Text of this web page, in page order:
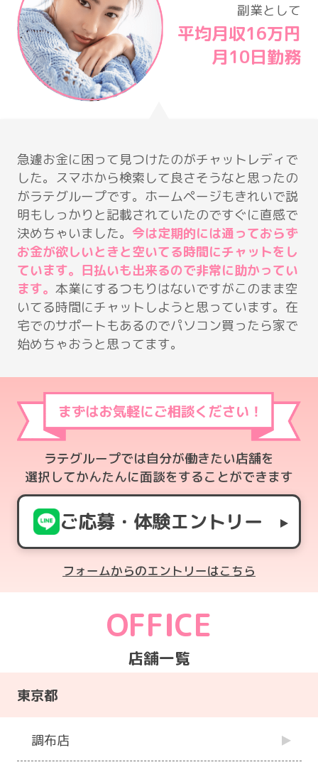
副業として
平均月収16万円
月10日勤務
急遽お金に困って見つけたのがチャットレディで
した。スマホから検索して良さそうなと思ったの
がラテグループです。ホームページもきれいで説
明もしっかりと記載されていたのですぐに直感で
決めちゃいました。 今は定期的には通っておらず
お金が欲しいときと空いてる時間にチャットをし
ています。日払いも出来るので非常に助かってい
ます。 本業にするつもりはないですがこのまま空
いてる時間にチャットしようと思っています。在
宅でのサポートもあるのでパソコン買ったら家で
始めちゃおうと思ってます。
ラテグループでは自分が働きたい店舗を
選択してかんたんに面談をすることができます
ご応募・体験エントリー
フォームからのエントリーはこちら
OFFICE
店舗一覧
東京都
調布店